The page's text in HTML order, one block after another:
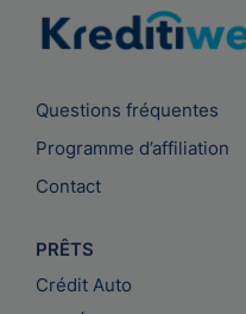
Questions fréquentes
Programme d’affiliation
Contact
PRÊTS
Crédit Auto